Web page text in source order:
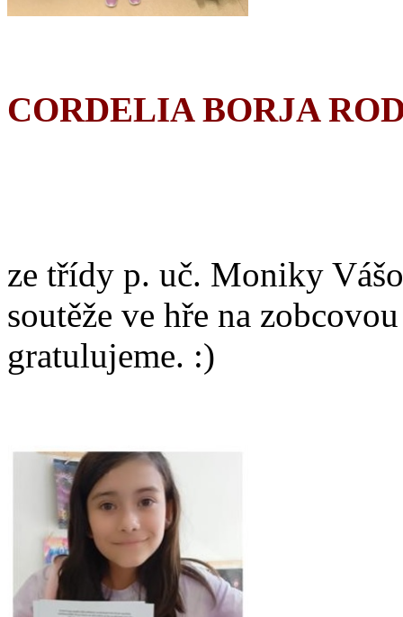
CORDELIA BORJA
ze třídy p. uč. Moniky
soutěže ve hře na
gratulujeme. :)